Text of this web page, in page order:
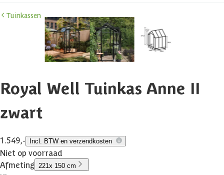
Tuinkassen
Royal Well Tuinkas Anne II
zwart
1.549,- Incl. BTW en verzendkosten
Niet op voorraad
Afmeting 221x 150 cm